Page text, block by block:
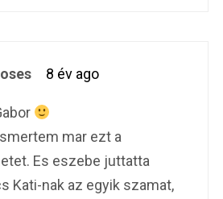
8 év ago
mar ezt a
Es eszebe juttatta
Kati-nak az egyik szamat,